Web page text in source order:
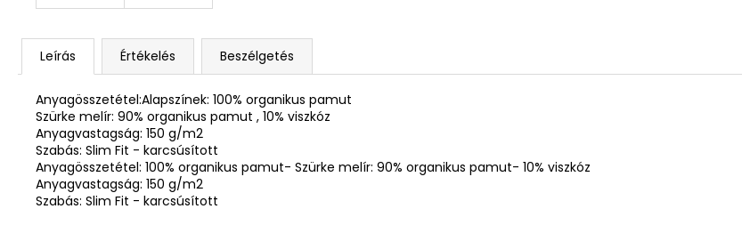
Leírás Értékelés Beszélgetés
Anyagösszetétel:Alapszínek: 100% organikus pamut
Szürke melír: 90% organikus pamut , 10% viszkóz
Anyagvastagság: 150 g/m2
Szabás: Slim Fit - karcsúsított
Anyagösszetétel: 100% organikus pamut- Szürke melír: 90% organikus pamut- 10% viszkóz
Anyagvastagság: 150 g/m2
Szabás: Slim Fit - karcsúsított